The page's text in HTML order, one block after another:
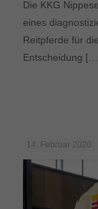
Die KKG
eines
Reitpferde für
Entscheidung
14. Februar 2020